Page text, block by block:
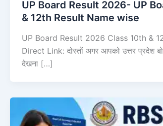
UP Board Result 2026- UP
& 12th Result Name wise
UP Board Result 2026 Class 10th &
Direct Link: दोस्तों अगर आपको उत्तर प्रदेश
देखना […]